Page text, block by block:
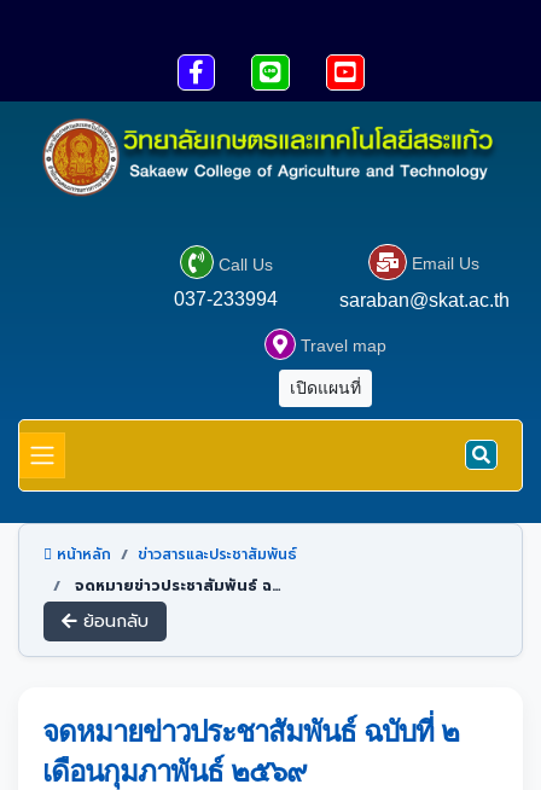
  
 Call Us
037-233994
 Email Us
saraban@skat.ac.th
 Travel map
เปิดแผนที่
หน้าหลัก
ข่าวสารและประชาสัมพันธ์
จดหมายข่าวประชาสัมพันธ์ ฉบับที่ ๒ เดือนกุมภาพันธ์ ๒๕๖๙
ย้อนกลับ
จดหมายข่าวประชาสัมพันธ์ ฉบับที่ ๒
เดือนกุมภาพันธ์ ๒๕๖๙